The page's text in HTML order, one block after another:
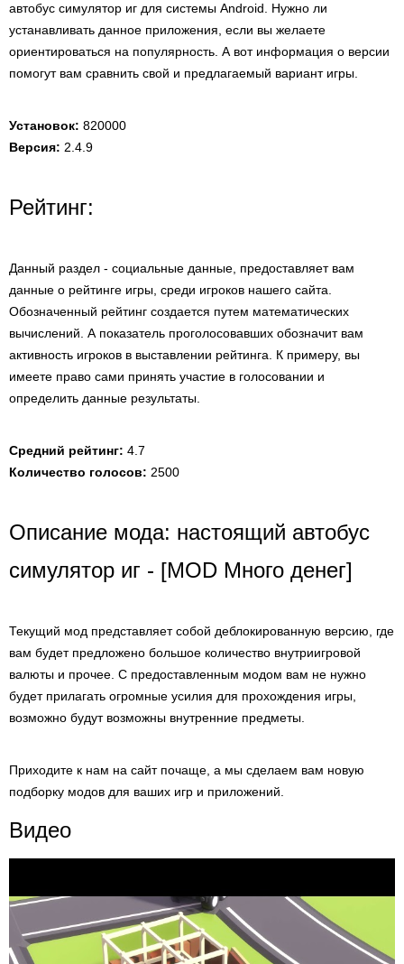
автобус симулятор иг для системы Android. Нужно ли
устанавливать данное приложения, если вы желаете
ориентироваться на популярность. А вот информация о версии
помогут вам сравнить свой и предлагаемый вариант игры.
Установок: 820000
Версия: 2.4.9
Рейтинг:
Данный раздел - социальные данные, предоставляет вам
данные о рейтинге игры, среди игроков нашего сайта.
Обозначенный рейтинг создается путем математических
вычислений. А показатель проголосовавших обозначит вам
активность игроков в выставлении рейтинга. К примеру, вы
имеете право сами принять участие в голосовании и
определить данные результаты.
Средний рейтинг: 4.7
Количество голосов: 2500
Описание мода: настоящий автобус
симулятор иг - [MOD Много денег]
Текущий мод представляет собой деблокированную версию, где
вам будет предложено большое количество внутриигровой
валюты и прочее. С предоставленным модом вам не нужно
будет прилагать огромные усилия для прохождения игры,
возможно будут возможны внутренние предметы.
Приходите к нам на сайт почаще, а мы сделаем вам новую
подборку модов для ваших игр и приложений.
Видео